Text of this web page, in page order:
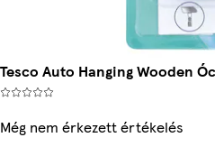
Tesco Auto Hanging Wooden
Még nem érkezett értékelés